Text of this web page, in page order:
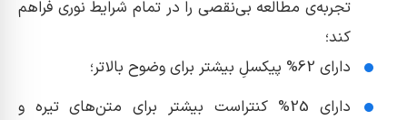
تجربه‌ی مطالعه بی‌نقصی را در تمام شرایط نوری فراهم
کند؛
دارای 62% پیکسلِ بیشتر برای وضوح بالاتر؛
دارای 25% کنتراست بیشتر برای متن‌های تیره و